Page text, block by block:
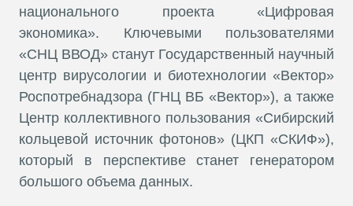
национального проекта «Цифровая
экономика». Ключевыми пользователями
«СНЦ ВВОД» станут Государственный научный
центр вирусологии и биотехнологии «Вектор»
Роспотребнадзора (ГНЦ ВБ «Вектор»), а также
Центр коллективного пользования «Сибирский
кольцевой источник фотонов» (ЦКП «СКИФ»),
который в перспективе станет генератором
большого объема данных.